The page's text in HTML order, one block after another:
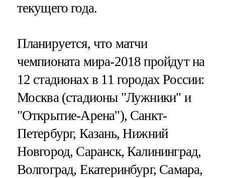
текущего года.
Планируется, что матчи
чемпионата мира-2018 пройдут на
12 стадионах в 11 городах России:
Москва (стадионы "Лужники" и
"Открытие-Арена"), Санкт-
Петербург, Казань, Нижний
Новгород, Саранск, Калининград,
Волгоград, Екатеринбург, Самара,